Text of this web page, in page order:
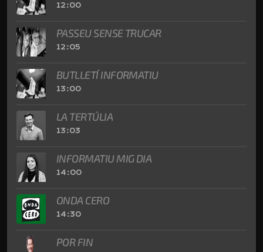
12:00
PASSEU SENSE TRUCAR
12:05
BUTLLETÍ INFORMATIU
13:00
LA TERTÚLIA
13:03
INFORMATIU MIG DIA
14:00
ONDA CERO
14:30
POR FIN